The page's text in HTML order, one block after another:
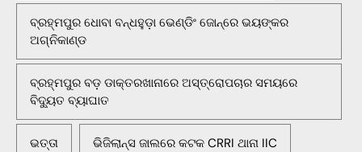
ବ୍ରହ୍ମପୁର ଧୋବା ବନ୍ଧହୁଡ଼ା ଭେଣ୍ଡିଂ ଜୋନ୍‌ରେ ଭୟଙ୍କର
ଅଗ୍ନିକାଣ୍ଡ
ବ୍ରହ୍ମପୁର ବଡ଼ ଡାକ୍ତରଖାନାରେ ଅସ୍ତ୍ରୋପଚାର ସମୟରେ
ବିଦ୍ୟୁତ ବ୍ୟାଘାତ
ଭତ୍ତା ଭିଜିଲାନ୍ସ ଜାଲରେ କଟକ CRRI ଥାନା IIC